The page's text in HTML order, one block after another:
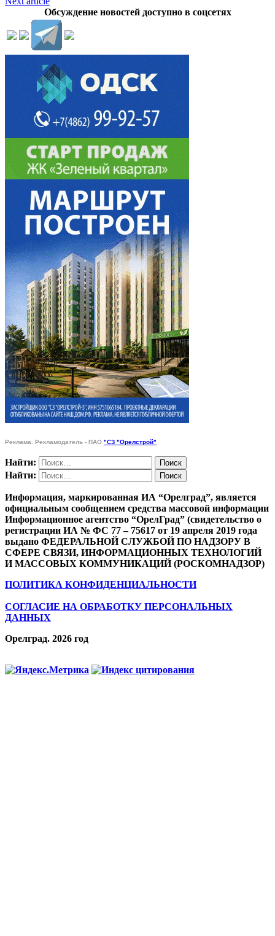
Обсуждение новостей доступно в соцсетях
Реклама. Рекламодатель - ПАО "СЗ "Орелстрой"
Найти:
Найти:
Информация, маркированная ИА “Орелград”, является
официальным сообщением средства массовой информации
Информационное агентство “ОрелГрад” (свидетельство о
регистрации ИА № ФС 77 – 75617 от 19 апреля 2019 года
выдано ФЕДЕРАЛЬНОЙ СЛУЖБОЙ ПО НАДЗОРУ В
СФЕРЕ СВЯЗИ, ИНФОРМАЦИОННЫХ ТЕХНОЛОГИЙ
И МАССОВЫХ КОММУНИКАЦИЙ (РОСКОМНАДЗОР)
ПОЛИТИКА КОНФИДЕНЦИАЛЬНОСТИ
СОГЛАСИЕ НА ОБРАБОТКУ ПЕРСОНАЛЬНЫХ
ДАННЫХ
Орелград. 2026 год